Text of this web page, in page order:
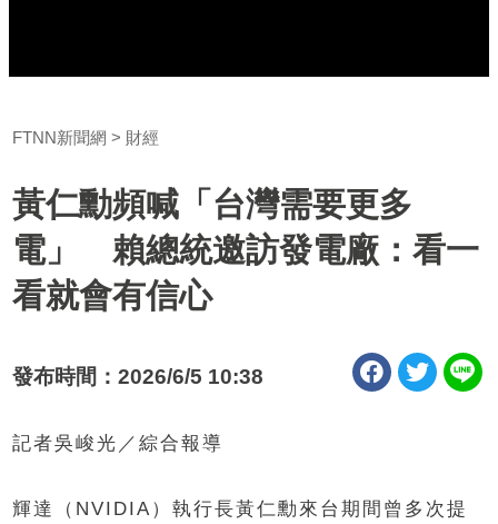
FTNN新聞網 財經
黃仁勳頻喊「台灣需要更多
電」 賴總統邀訪發電廠：看一
看就會有信心
發布時間：2026/6/5 10:38
記者吳峻光／綜合報導
輝達（NVIDIA）執行長黃仁勳來台期間曾多次提